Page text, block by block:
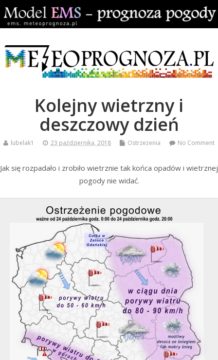
Kolejny wietrzny i
deszczowy dzień
lubelak1 23 października, 2018 Ostrzeżenia No Comment
Jak się rozpadało i zrobiło wietrznie tak końca opadów i wietrznej
pogody nie widać.